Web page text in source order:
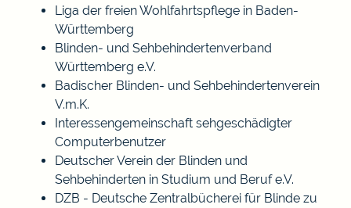
Liga der freien Wohlfahrtspflege in Baden-
Württemberg
Blinden- und Sehbehindertenverband
Württemberg e.V.
Badischer Blinden- und Sehbehindertenverein
V.m.K.
Interessengemeinschaft sehgeschädigter
Computerbenutzer
Deutscher Verein der Blinden und
Sehbehinderten in Studium und Beruf e.V.
DZB - Deutsche Zentralbücherei für Blinde zu